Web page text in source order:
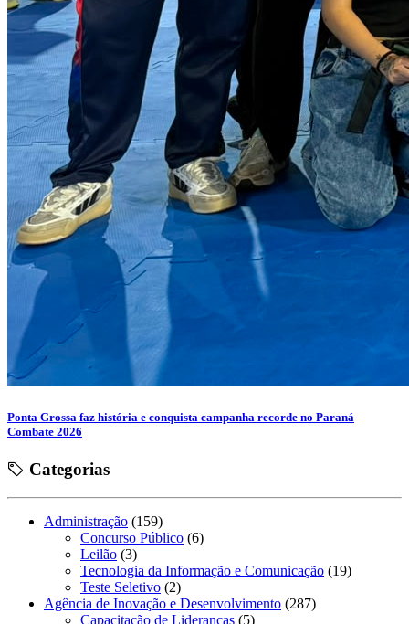
Ponta Grossa faz história e conquista campanha recorde no Paraná
Combate 2026
Categorias
Administração (159)
Concurso Público (6)
Leilão (3)
Tecnologia da Informação e Comunicação (19)
Teste Seletivo (2)
Agência de Inovação e Desenvolvimento (287)
Capacitação de Lideranças (5)